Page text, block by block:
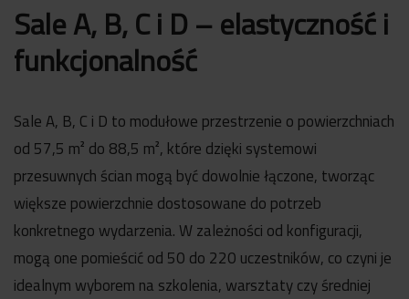
Sale A, B, C i D – elastyczność i
funkcjonalność
Sale A, B, C i D to modułowe przestrzenie o powierzchniach
od 57,5 m² do 88,5 m², które dzięki systemowi
przesuwnych ścian mogą być dowolnie łączone, tworząc
większe powierzchnie dostosowane do potrzeb
konkretnego wydarzenia. W zależności od konfiguracji,
mogą one pomieścić od 50 do 220 uczestników, co czyni je
idealnym wyborem na szkolenia, warsztaty czy średniej